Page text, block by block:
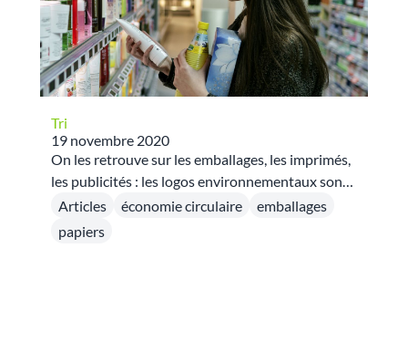
Tri
19 novembre 2020
On les retrouve sur les emballages, les imprimés,
les publicités : les logos environnementaux sont
partout ! Quand ils sont bien utilisés, ils signalent
les qualités et caractéristiques
Articles économie circulaire
emballages
papiers